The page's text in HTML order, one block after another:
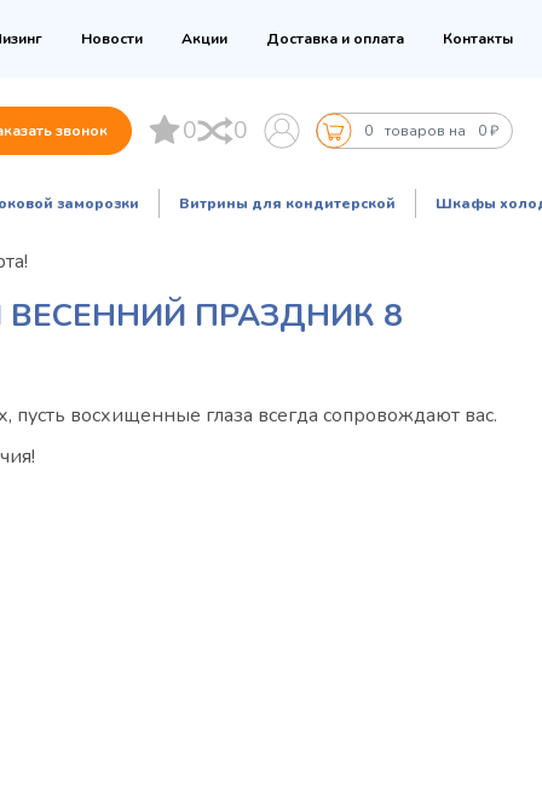
Новости Акции Доставка и оплата Контакты
звонок 0 0 0 товаров на 0 ₽
заморозки Витрины для кондитерской Шкафы
ПРАЗДНИК 8
пусть восхищенные глаза всегда сопровождают вас.